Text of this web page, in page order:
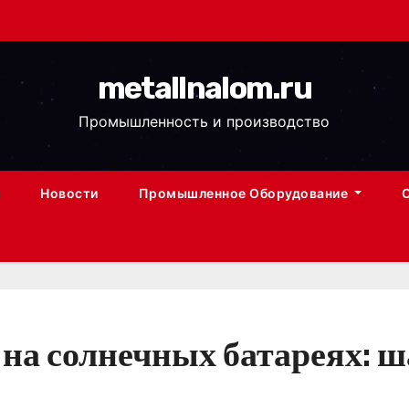
metallnalom.ru
Промышленность и производство
Новости Промышленное Оборудование
солнечных батареях: